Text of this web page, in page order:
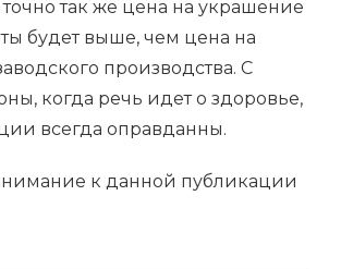
так же цена на украшение
будет выше, чем цена на
производства. С
когда речь идет о здоровье,
всегда оправданны.
к данной публикации